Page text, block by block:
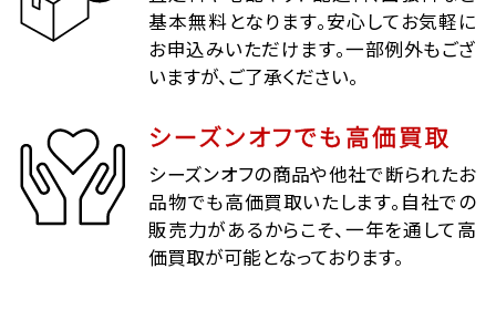
基本無料となります。安心してお気軽に
お申込みいただけます。一部例外もござ
いますが、ご了承ください。
シーズンオフでも高価買取
シーズンオフの商品や他社で断られたお
品物でも高価買取いたします。自社での
販売力があるからこそ、一年を通して高
価買取が可能となっております。